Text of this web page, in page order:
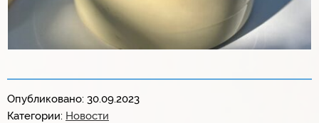
Опубликовано: 30.09.2023
Категории: Новости